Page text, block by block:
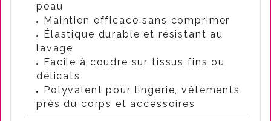
peau
Maintien efficace sans comprimer
Élastique durable et résistant au
lavage
Facile à coudre sur tissus fins ou
délicats
Polyvalent pour lingerie, vêtements
près du corps et accessoires